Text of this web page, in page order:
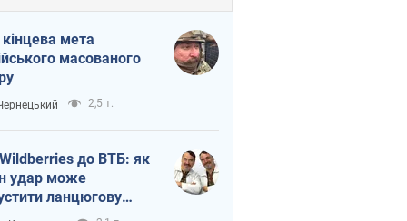
мета
масованого
2,5 т.
до ВТБ: як
удар може
ланцюгову
в Росії